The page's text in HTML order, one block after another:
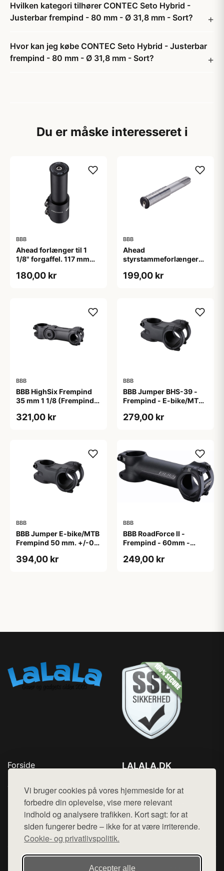
Vi bruger cookies på vores hjemmeside for at
forbedre din oplevelse, vise mere relevant
indhold og analysere trafikken. Kort sagt: for at
siden fungerer bedre – ikke for at være irriterende.
Cookie- og privatlivspolitik.
Accepter alle
Hvilken kategori tilhører CONTEC Seto Hybrid -
Justerbar frempind - 80 mm - Ø 31,8 mm - Sort?
Hvor kan jeg købe CONTEC Seto Hybrid - Justerbar
frempind - 80 mm - Ø 31,8 mm - Sort?
Du er måske interesseret i
BBB
Ahead forlænger til 1
1/8" forgaffel. 117 mm
180,00 kr
BBB
Ahead
styrstammeforlænger
199,00 kr
BBB
BBB HighSix Frempind
35 mm 1 1/8 (Frempind
321,00 kr
BBB
BBB Jumper BHS-39 -
Frempind - E-bike/MTB -
279,00 kr
BBB
BBB Jumper E-bike/MTB
Frempind 50 mm. +/-0
394,00 kr
BBB
BBB RoadForce II -
Frempind - 60mm -
249,00 kr
Forside
Top Rabatter
Blog
Kontakt
LALALA.DK
Mail: hej@want.dk
Cookie- og privatlivspolitik
Denne side er en del af want.dk, der udgiver en række